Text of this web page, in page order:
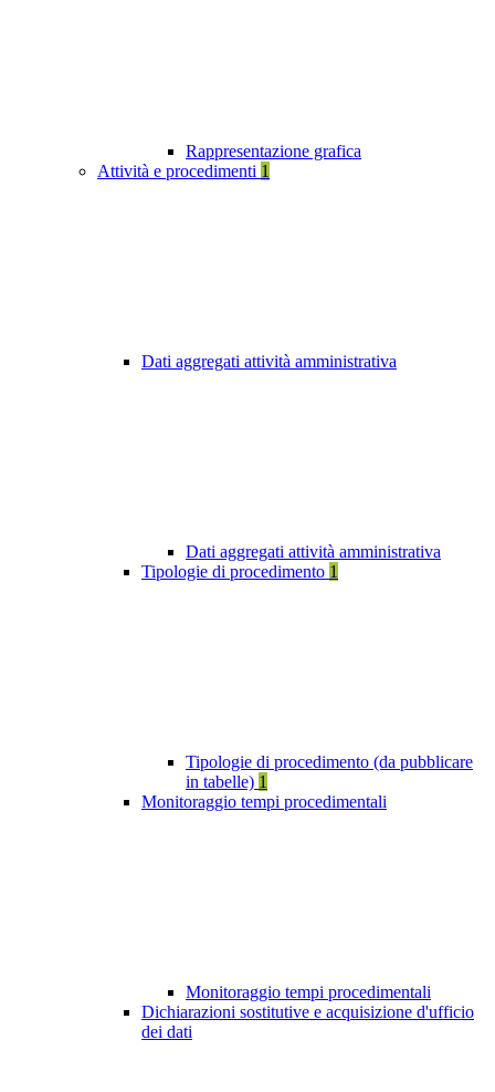
Rappresentazione grafica
Attività e procedimenti 1
Dati aggregati attività amministrativa
Dati aggregati attività amministrativa
Tipologie di procedimento 1
Tipologie di procedimento (da pubblicare
in tabelle) 1
Monitoraggio tempi procedimentali
Monitoraggio tempi procedimentali
Dichiarazioni sostitutive e acquisizione d'ufficio
dei dati